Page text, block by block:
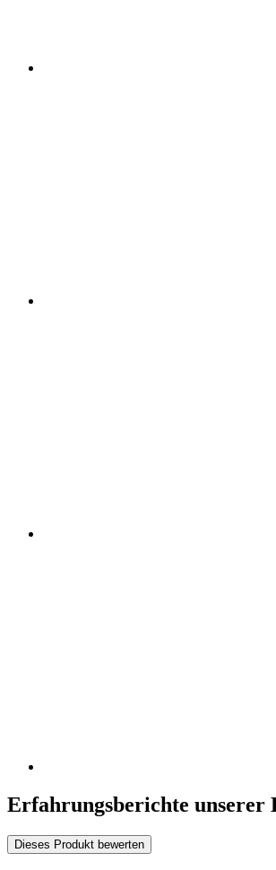
Erfahrungsberichte unserer
Dieses Produkt bewerten